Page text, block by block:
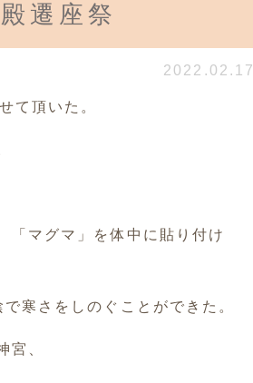
遷座祭
2022.02.17
て頂いた。
「マグマ」を体中に貼り付け
寒さをしのぐことができた。
宮、